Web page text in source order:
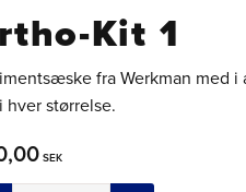
Kit 1
fra Werkman med i
hver størrelse.
SEK